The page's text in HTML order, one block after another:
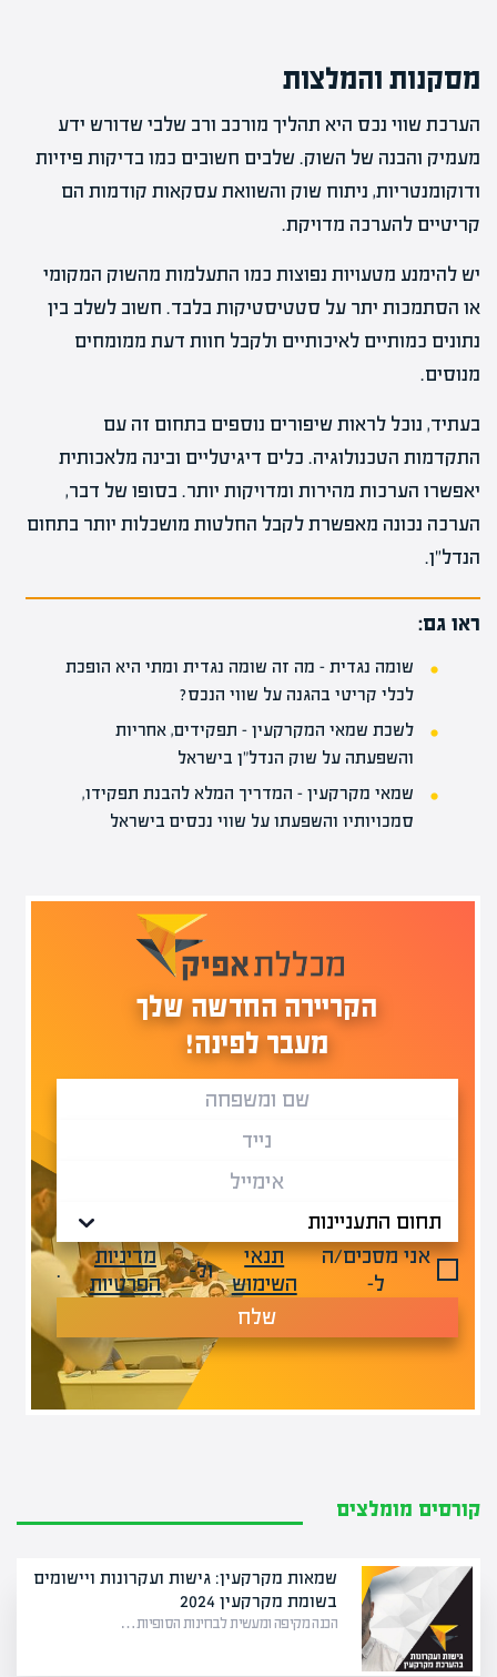
מסקנות והמלצות
הערכת שווי נכס היא תהליך מורכב ורב שלבי שדורש ידע
מעמיק והבנה של השוק. שלבים חשובים כמו בדיקות פיזיות
ודוקומנטריות, ניתוח שוק והשוואת עסקאות קודמות הם
קריטיים להערכה מדויקת.
יש להימנע מטעויות נפוצות כמו התעלמות מהשוק המקומי
או הסתמכות יתר על סטטיסטיקות בלבד. חשוב לשלב בין
נתונים כמותיים לאיכותיים ולקבל חוות דעת ממומחים
מנוסים.
בעתיד, נוכל לראות שיפורים נוספים בתחום זה עם
התקדמות הטכנולוגיה. כלים דיגיטליים ובינה מלאכותית
יאפשרו הערכות מהירות ומדויקות יותר. בסופו של דבר,
הערכה נכונה מאפשרת לקבל החלטות מושכלות יותר בתחום
הנדל"ן.
ראו גם:
שומה נגדית – מה זה שומה נגדית ומתי היא הופכת
לכלי קריטי בהגנה על שווי הנכס?
לשכת שמאי המקרקעין – תפקידים, אחריות
והשפעתה על שוק הנדל"ן בישראל
שמאי מקרקעין – המדריך המלא להבנת תפקידו,
סמכויותיו והשפעתו על שווי נכסים בישראל
הקריירה החדשה שלך
מעבר לפינה!
אני מסכים/ה
ל-
תנאי
השימוש
ול-
מדיניות
הפרטיות
.
שלח
קורסים מומלצים
שמאות מקרקעין: גישות ועקרונות ויישומים
בשומת מקרקעין 2024
הכנה מקיפה ומעשית לבחינות הסופיות…